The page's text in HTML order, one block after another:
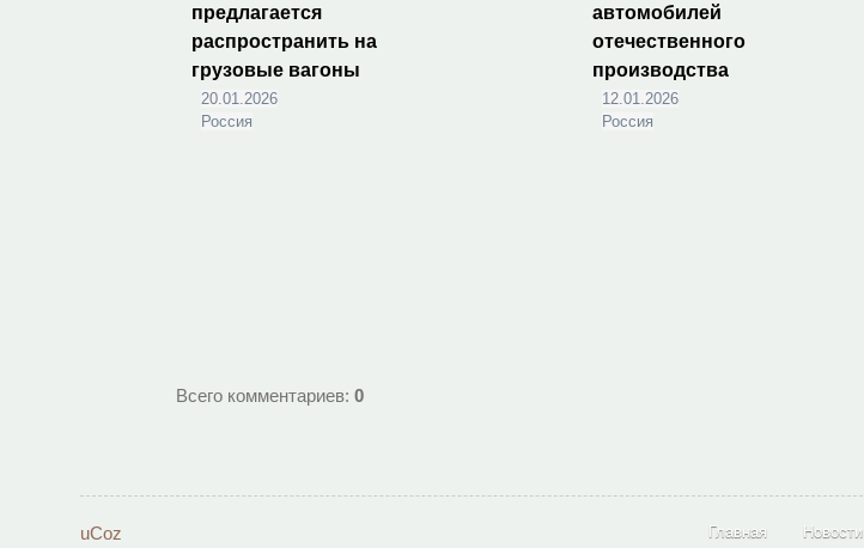
предлагается
распространить на
грузовые вагоны
20.01.2026
Россия
автомобилей
отечественного
производства
12.01.2026
Россия
Всего комментариев:0
uCoz Главная Новости